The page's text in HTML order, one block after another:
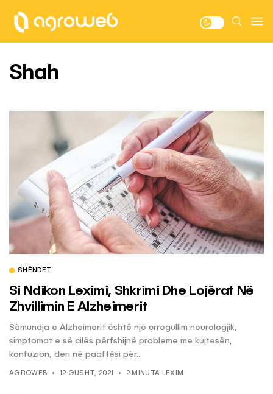
Shah
SHËNDET
Si Ndikon Leximi, Shkrimi Dhe Lojërat Në
Zhvillimin E Alzheimerit
Sëmundja e Alzheimerit është një çrregullim neurologjik,
simptomat e së cilës përfshijnë probleme me kujtesën,
konfuzion, deri në paaftësi për...
AGROWEB 12 GUSHT, 2021 2 MINUTA LEXIM